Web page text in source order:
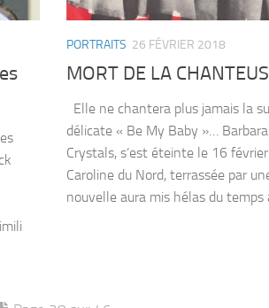
PORTRAITS 26 FÉVRIER 2018
MORT DE LA
Elle ne chantera plus jamais la
délicate « Be My Baby »…
Crystals, s’est éteinte le 16
Caroline du Nord, terrassée par
nouvelle aura mis hélas du temps